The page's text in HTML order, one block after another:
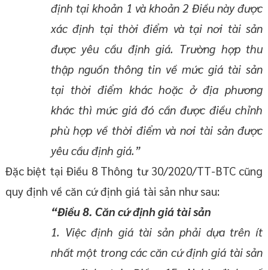
định tại khoản 1 và khoản 2 Điều này được
xác định tại thời điểm và tại nơi tài sản
được yêu cầu định giá. Trường hợp thu
thập nguồn thông tin về mức giá tài sản
tại thời điểm khác hoặc ở địa phương
khác thì mức giá đó cần được điều chỉnh
phù hợp về thời điểm và nơi tài sản được
yêu cầu định giá.”
Đặc biệt tại Điều 8 Thông tư 30/2020/TT-BTC cũng
quy định về căn cứ định giá tài sản như sau:
“Điều 8. Căn cứ định giá tài sản
1. Việc định giá tài sản phải dựa trên ít
nhất một trong các căn cứ định giá tài sản